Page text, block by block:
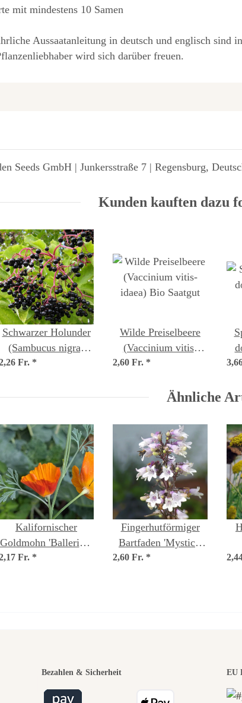
mit mindestens 10 Samen
Aussaatanleitung in deutsch und englisch sind
wird sich darüber freuen.
Seeds GmbH | Junkersstraße 7 | Regensburg,
Kunden kauften dazu
Schwarzer Holunder
(Sambucus nigra)
Samen
Fr. *
Wilde Preiselbeere
(Vaccinium vitis-
idaea) Bio Saatgut
2,60 Fr. *
Ähnliche
Kalifornischer
Goldmohn 'Ballerina-
Mix' (Eschscholzia
Fr. *
Fingerhutförmiger
Bartfaden 'Mystica'
(Penstemon digitalis)
2,60 Fr. *
der
Bezahlen & Sicherheit EU